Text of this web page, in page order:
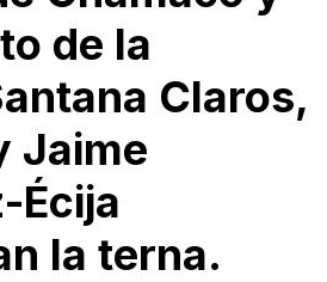
de la
Claros,
Jaime
Écija
la terna.